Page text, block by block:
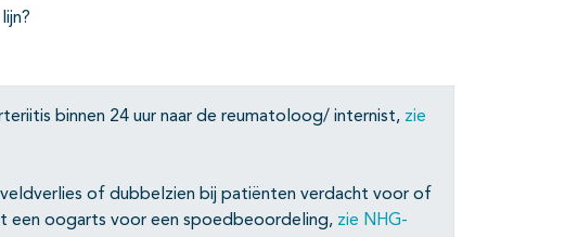
binnen 24 uur naar de reumatoloog/ internist, zie
of dubbelzien bij patiënten verdacht voor of
een oogarts voor een spoedbeoordeling, zie NHG-